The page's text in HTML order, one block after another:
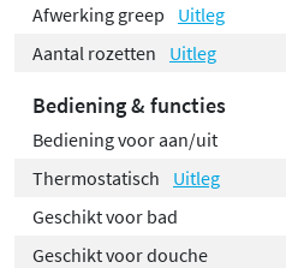
Afwerking greep
Uitleg
Aantal rozetten
Uitleg
Bediening & functies
Bediening voor aan/uit
Thermostatisch
Uitleg
Geschikt voor bad
Geschikt voor douche